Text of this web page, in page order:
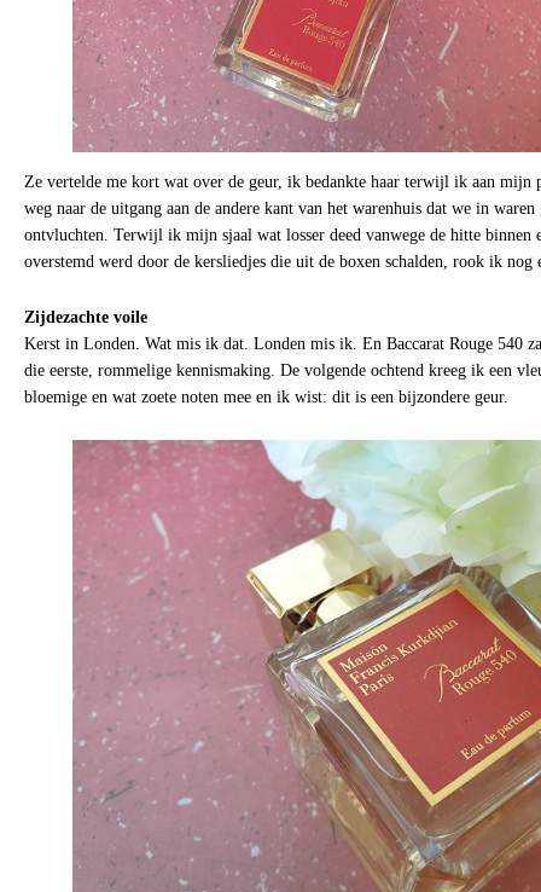
Ze vertelde me kort wat over de geur, ik bedankte haar terwijl ik aan mijn
weg naar de uitgang aan de andere kant van het warenhuis dat we in
ontvluchten. Terwijl ik mijn sjaal wat losser deed vanwege de hitte binnen
overstemd werd door de kersliedjes die uit de boxen schalden, rook ik nog
Zijdezachte voile
Kerst in Londen. Wat mis ik dat. Londen mis ik. En Baccarat Rouge 540
die eerste, rommelige kennismaking. De volgende ochtend kreeg ik een
bloemige en wat zoete noten mee en ik wist: dit is een bijzondere geur.